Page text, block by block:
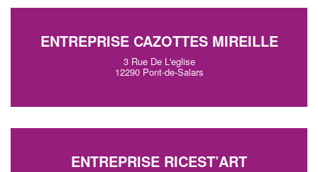
ENTREPRISE CAZOTTES MIREILLE
3 Rue De L'eglise
12290 Pont-de-Salars
ENTREPRISE RICEST’ART